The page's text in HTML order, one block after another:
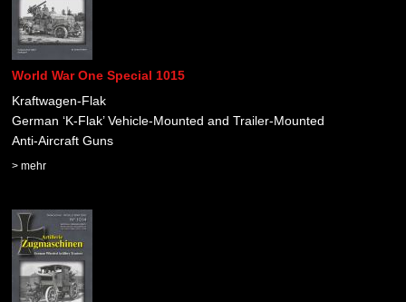
World War One Special 1015
Kraftwagen-Flak
German ‘K-Flak’ Vehicle-Mounted and Trailer-Mounted
Anti-Aircraft Guns
> mehr